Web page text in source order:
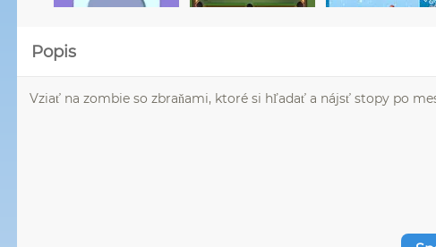
Popis
Vziať na zombie so zbraňami, ktoré si hľadať a nájsť stopy po